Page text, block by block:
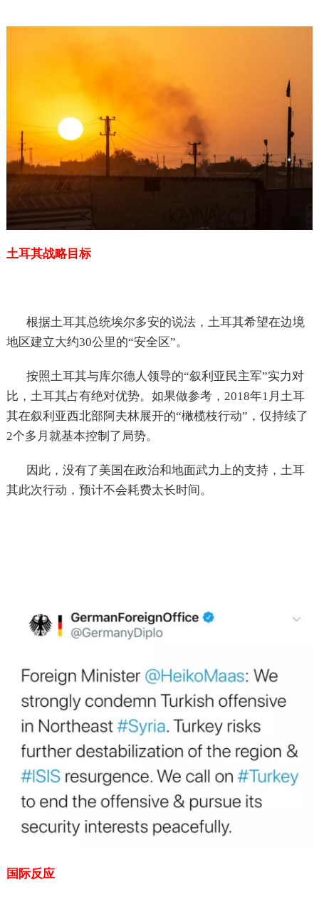
土耳其战略目标
根据土耳其总统埃尔多安的说法，土耳其希望在边境
地区建立大约30公里的“安全区”。
按照土耳其与库尔德人领导的“叙利亚民主军”实力对
比，土耳其占有绝对优势。如果做参考，2018年1月土耳
其在叙利亚西北部阿夫林展开的“橄榄枝行动”，仅持续了
2个多月就基本控制了局势。
因此，没有了美国在政治和地面武力上的支持，土耳
其此次行动，预计不会耗费太长时间。
国际反应